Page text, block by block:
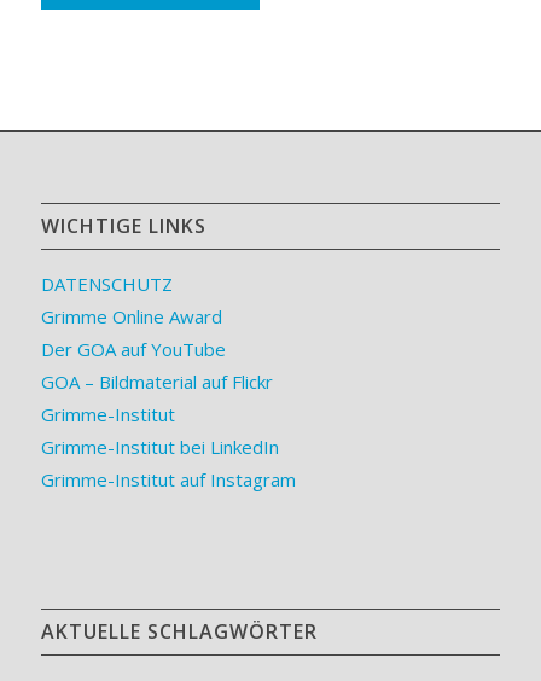
WICHTIGE LINKS
DATENSCHUTZ
Grimme Online Award
Der GOA auf YouTube
GOA – Bildmaterial auf Flickr
Grimme-Institut
Grimme-Institut bei LinkedIn
Grimme-Institut auf Instagram
AKTUELLE SCHLAGWÖRTER